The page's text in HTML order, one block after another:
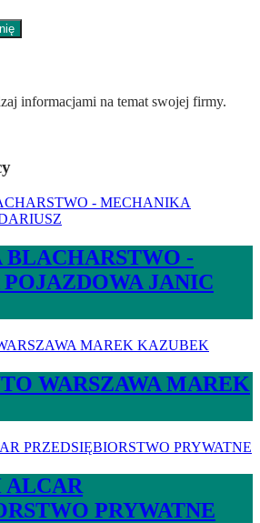
informacjami na temat swojej firmy.
BLACHARSTWO -
JANIC
WARSZAWA MAREK
ALCAR
PRYWATNE